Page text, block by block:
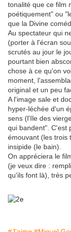
tonalité que ce film
poétiquement" ou
que la Divine
Au spectateur qui
(porter à l'écran
scrutés au jour le
pourtant bien
chose à ce qu'on
moment,
original et un peu
A l'image sale et
hyper-léchée d'un
sens (l'Ile des
qui bandent". C'est
émouvant (les trois
insipide (le bain).
On appréciera le
(je veux dire :
qu'ils font là), très